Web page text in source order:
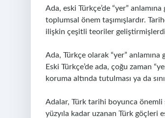
Ada, eski Türkçe’de “yer”
toplumsal önem taşımışlardır.
ilişkin çeşitli teoriler
Ada, Türkçe olarak “yer” anlamına
Eski Türkçe’de ada, çoğu zaman
koruma altında tutulması ya da
Adalar, Türk tarihi boyunca
yüzyıla kadar uzanan Türk göçleri